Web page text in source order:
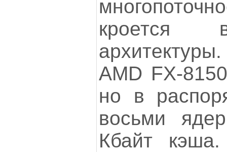
кроется
AMD FX-
но в
восьми
Кбайт